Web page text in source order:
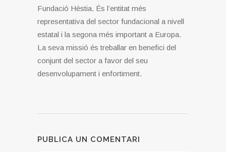
Fundació Hèstia. És l’entitat més
representativa del sector fundacional a nivell
estatal i la segona més important a Europa.
La seva missió és treballar en benefici del
conjunt del sector a favor del seu
desenvolupament i enfortiment.
PUBLICA UN COMENTARI